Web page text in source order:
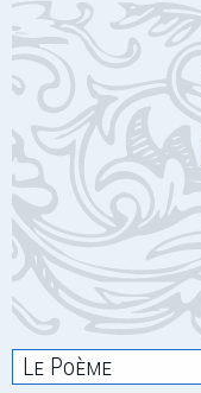
Le Poème